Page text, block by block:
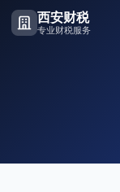
西安财税
专业财税服务